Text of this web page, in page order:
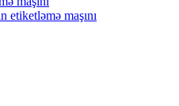
etiketləmə maşını